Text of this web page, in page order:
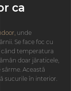
ca
unde
Se face foc cu
când temperatura
doar jăraticele,
Această
sucurile în interior.